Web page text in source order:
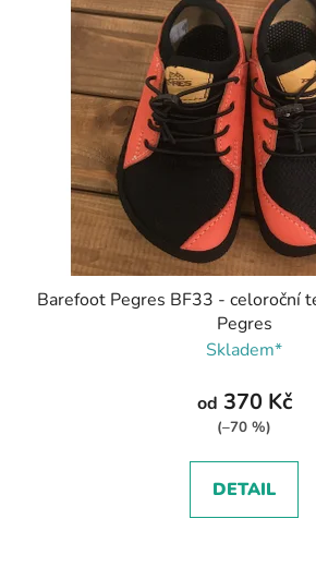
Barefoot Pegres BF33 - celoroční
Pegres
Skladem*
od 370 Kč
(–70 %)
DETAIL